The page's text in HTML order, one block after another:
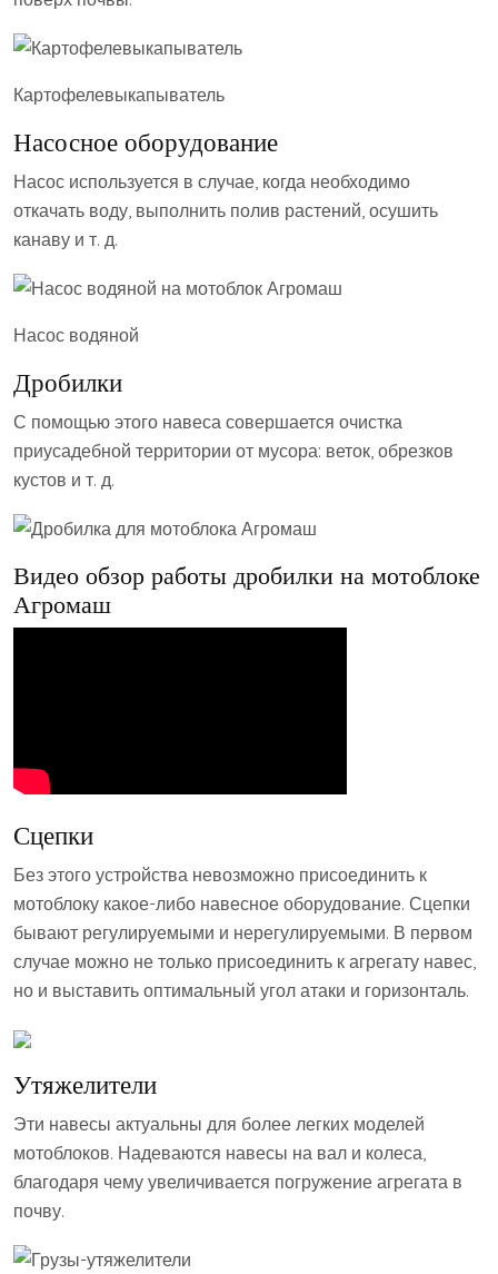
Картофелевыкапыватель
Насосное оборудование
Насос используется в случае, когда необходимо
откачать воду, выполнить полив растений, осушить
канаву и т. д.
Насос водяной
Дробилки
С помощью этого навеса совершается очистка
приусадебной территории от мусора: веток, обрезков
кустов и т. д.
Видео обзор работы дробилки на мотоблоке
Агромаш
Сцепки
Без этого устройства невозможно присоединить к
мотоблоку какое-либо навесное оборудование. Сцепки
бывают регулируемыми и нерегулируемыми. В первом
случае можно не только присоединить к агрегату навес,
но и выставить оптимальный угол атаки и горизонталь.
Утяжелители
Эти навесы актуальны для более легких моделей
мотоблоков. Надеваются навесы на вал и колеса,
благодаря чему увеличивается погружение агрегата в
почву.